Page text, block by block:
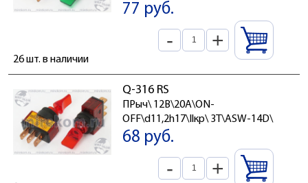
77 руб.
- +
26 шт. в наличии
Q-316 RS
ПРыч\ 12В\20А\ON-
OFF\d11,2h17\Ilкр\ 3T\ASW-14D\
68 руб.
- +